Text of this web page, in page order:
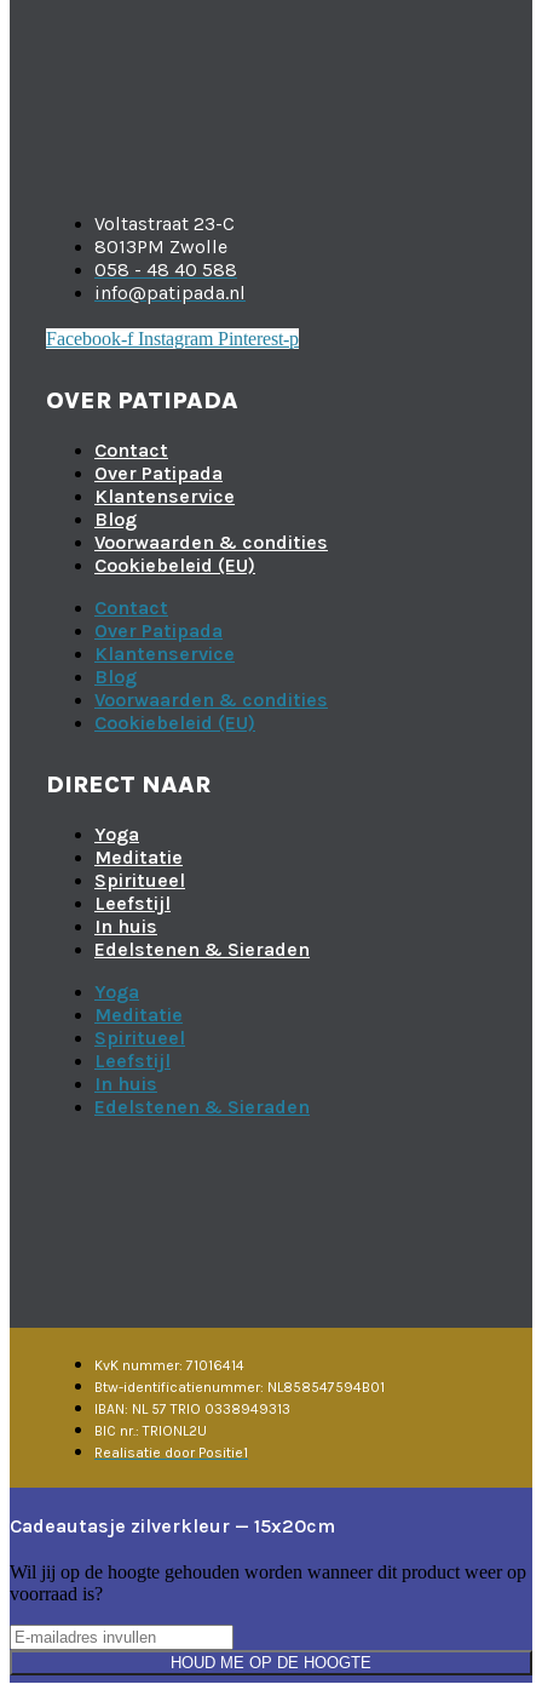
Voltastraat 23-C
8013PM Zwolle
058 - 48 40 588
info@patipada.nl
Facebook-f Instagram Pinterest-p
OVER PATIPADA
Contact
Over Patipada
Klantenservice
Blog
Voorwaarden & condities
Cookiebeleid (EU)
Contact
Over Patipada
Klantenservice
Blog
Voorwaarden & condities
Cookiebeleid (EU)
DIRECT NAAR
Yoga
Meditatie
Spiritueel
Leefstijl
In huis
Edelstenen & Sieraden
Yoga
Meditatie
Spiritueel
Leefstijl
In huis
Edelstenen & Sieraden
KvK nummer: 71016414
Btw-identificatienummer: NL858547594B01
IBAN: NL 57 TRIO 0338949313
BIC nr.: TRIONL2U
Realisatie door Positie1
Cadeautasje zilverkleur — 15x20cm
Wil jij op de hoogte gehouden worden wanneer dit product weer op
voorraad is?
HOUD ME OP DE HOOGTE